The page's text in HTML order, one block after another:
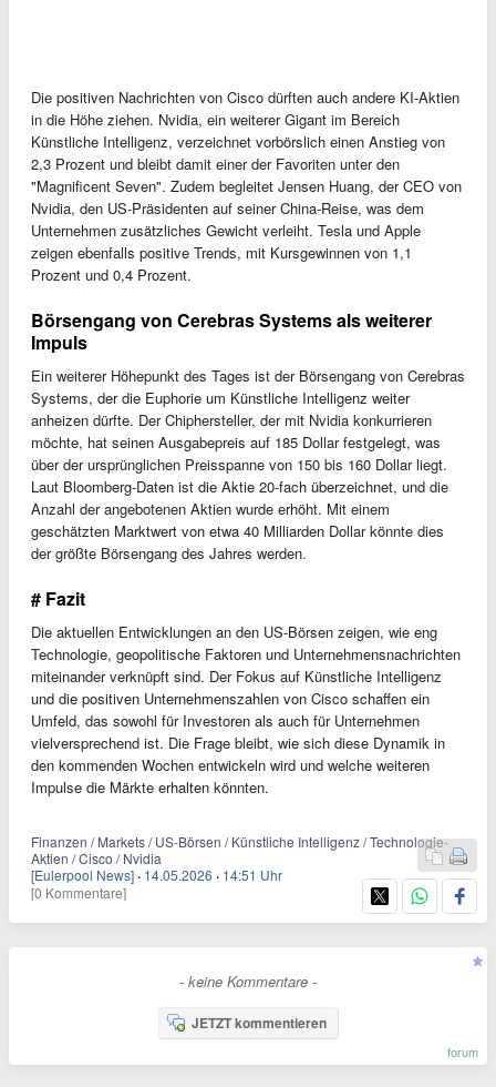
Die positiven Nachrichten von Cisco dürften auch andere KI-Aktien
in die Höhe ziehen. Nvidia, ein weiterer Gigant im Bereich
Künstliche Intelligenz, verzeichnet vorbörslich einen Anstieg von
2,3 Prozent und bleibt damit einer der Favoriten unter den
"Magnificent Seven". Zudem begleitet Jensen Huang, der CEO von
Nvidia, den US-Präsidenten auf seiner China-Reise, was dem
Unternehmen zusätzliches Gewicht verleiht. Tesla und Apple
zeigen ebenfalls positive Trends, mit Kursgewinnen von 1,1
Prozent und 0,4 Prozent.
Börsengang von Cerebras Systems als weiterer
Impuls
Ein weiterer Höhepunkt des Tages ist der Börsengang von Cerebras
Systems, der die Euphorie um Künstliche Intelligenz weiter
anheizen dürfte. Der Chiphersteller, der mit Nvidia konkurrieren
möchte, hat seinen Ausgabepreis auf 185 Dollar festgelegt, was
über der ursprünglichen Preisspanne von 150 bis 160 Dollar liegt.
Laut Bloomberg-Daten ist die Aktie 20-fach überzeichnet, und die
Anzahl der angebotenen Aktien wurde erhöht. Mit einem
geschätzten Marktwert von etwa 40 Milliarden Dollar könnte dies
der größte Börsengang des Jahres werden.
# Fazit
Die aktuellen Entwicklungen an den US-Börsen zeigen, wie eng
Technologie, geopolitische Faktoren und Unternehmensnachrichten
miteinander verknüpft sind. Der Fokus auf Künstliche Intelligenz
und die positiven Unternehmenszahlen von Cisco schaffen ein
Umfeld, das sowohl für Investoren als auch für Unternehmen
vielversprechend ist. Die Frage bleibt, wie sich diese Dynamik in
den kommenden Wochen entwickeln wird und welche weiteren
Impulse die Märkte erhalten könnten.
Finanzen / Markets / US-Börsen / Künstliche Intelligenz / Technologie-
Aktien / Cisco / Nvidia
[Eulerpool News] · 14.05.2026 · 14:51 Uhr
[0 Kommentare]
- keine Kommentare -
JETZT kommentieren
forum